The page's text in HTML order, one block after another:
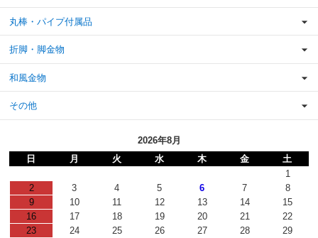
丸棒・パイプ付属品
折脚・脚金物
和風金物
その他
2026年8月
日
月 火 水 木 金
土
1
2
3 4 5 6 7
8
9
10 11 12 13 14
15
16
17 18 19 20 21
22
23
24 25 26 27 28
29